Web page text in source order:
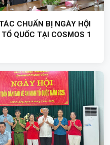
CHUẨN BỊ NGÀY HỘI
QUỐC TẠI COSMOS 1